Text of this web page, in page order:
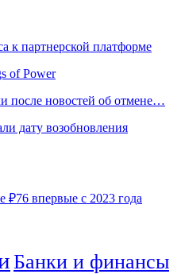
к партнерской платформе
of Power
после новостей об отмене…
дату возобновления
₽76 впервые с 2023 года
Банки и финансы